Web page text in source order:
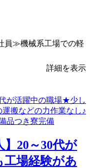
員≫機械系工場での軽
詳細を表示
】20～30代が
場経験があ